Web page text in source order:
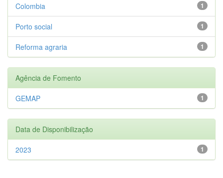
1
Colombia
1
Porto social
1
Reforma agraria
Agência de Fomento
1
GEMAP
Data de Disponibilização
1
2023